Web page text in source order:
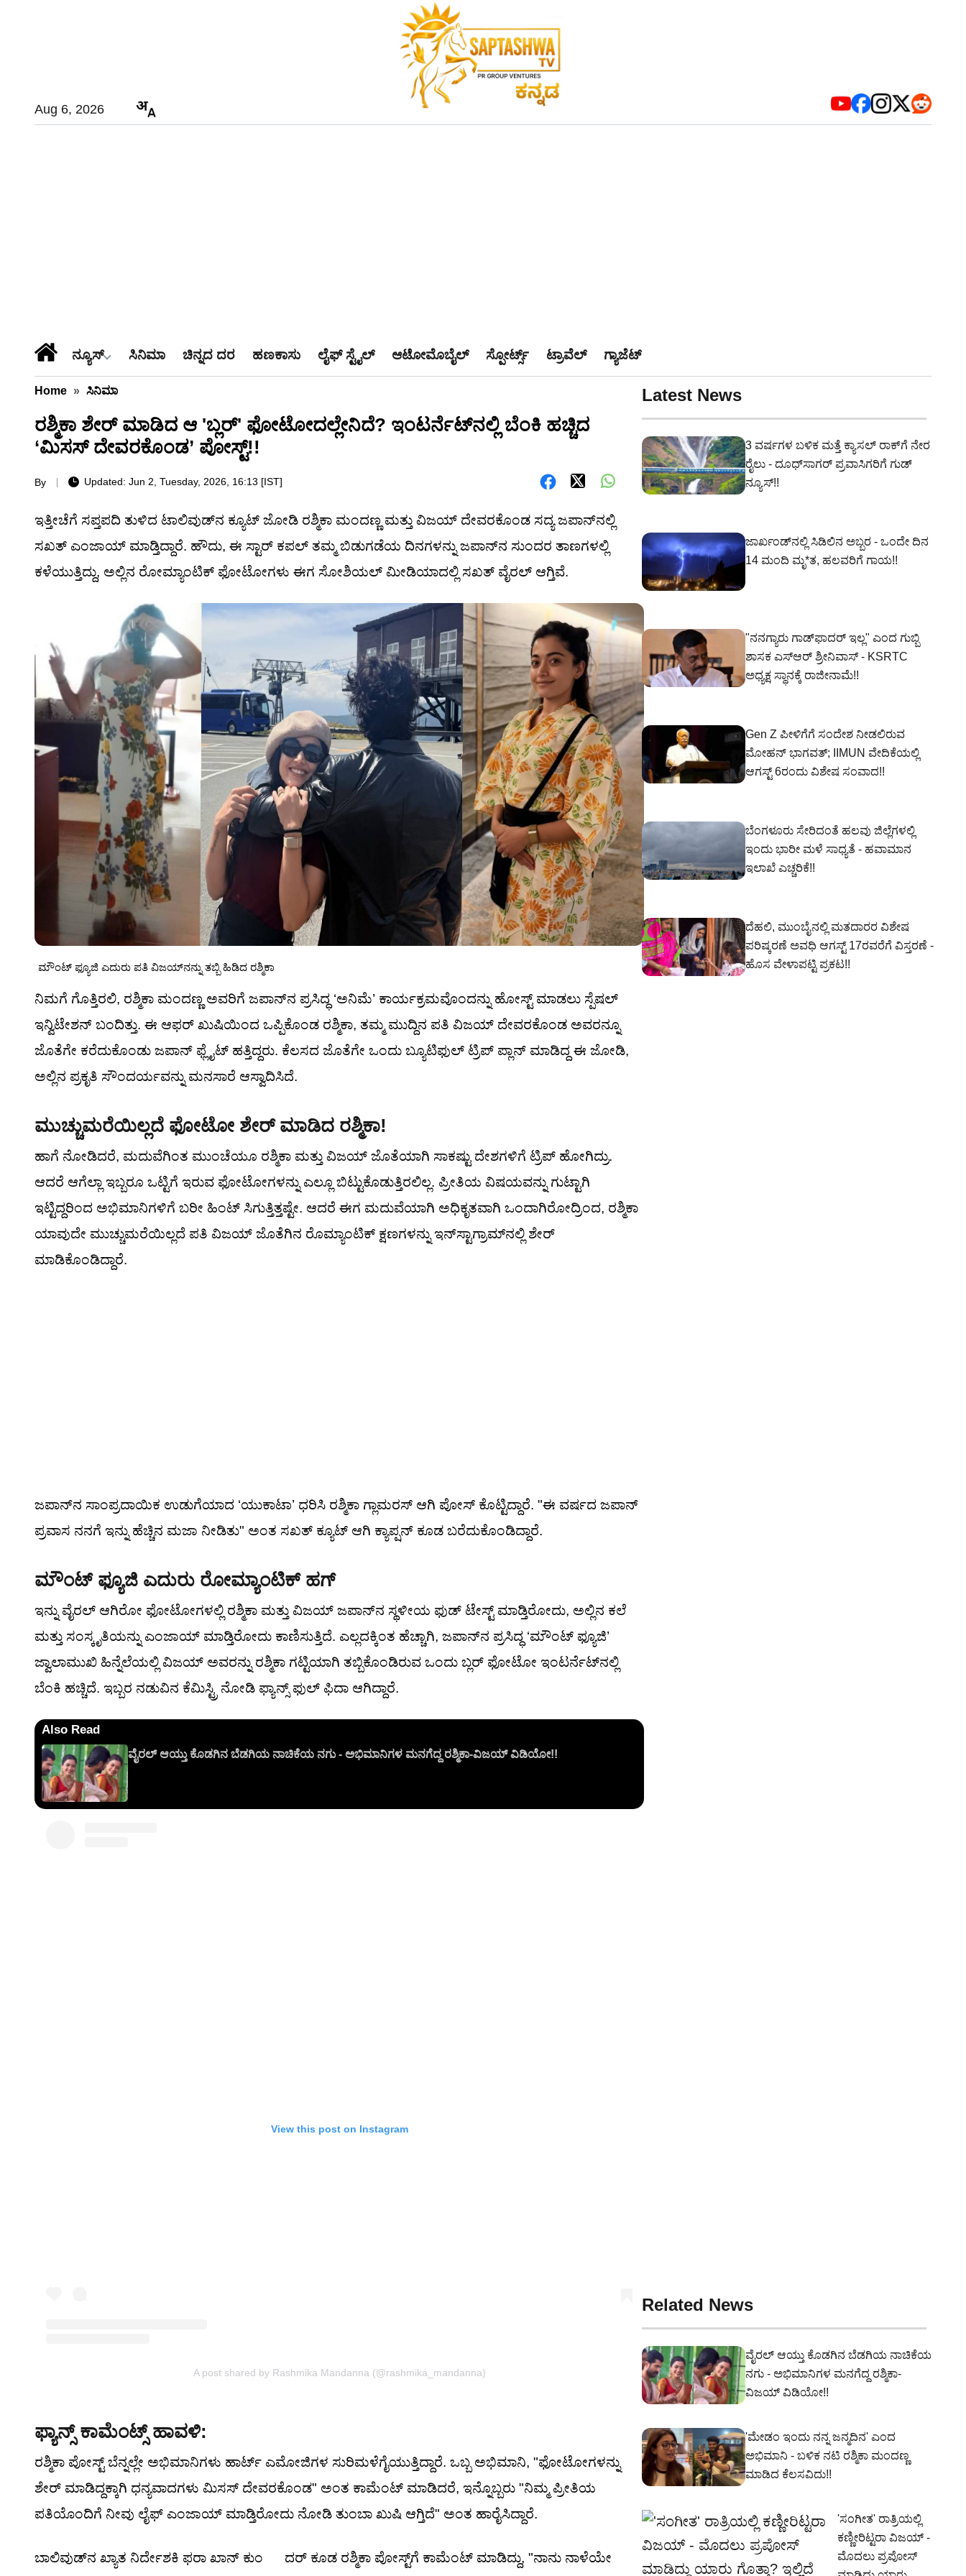
Aug 6, 2026
ನ್ಯೂಸ್ ಸಿನಿಮಾ ಚಿನ್ನದ ದರ ಹಣಕಾಸು ಲೈಫ್ ಸ್ಟೈಲ್ ಆಟೋಮೊಬೈಲ್ ಸ್ಪೋರ್ಟ್ಸ್ ಟ್ರಾವೆಲ್ ಗ್ಯಾಜೆಟ್
Home » ಸಿನಿಮಾ
ರಶ್ಮಿಕಾ ಶೇರ್ ಮಾಡಿದ ಆ 'ಬ್ಲರ್' ಫೋಟೋದಲ್ಲೇನಿದೆ? ಇಂಟರ್ನೆಟ್‌ನಲ್ಲಿ ಬೆಂಕಿ ಹಚ್ಚಿದ
‘ಮಿಸಸ್ ದೇವರಕೊಂಡ’ ಪೋಸ್ಟ್!!
By Updated: Jun 2, Tuesday, 2026, 16:13 [IST]
ಇತ್ತೀಚೆಗೆ ಸಪ್ತಪದಿ ತುಳಿದ ಟಾಲಿವುಡ್‌ನ ಕ್ಯೂಟ್ ಜೋಡಿ ರಶ್ಮಿಕಾ ಮಂದಣ್ಣ ಮತ್ತು ವಿಜಯ್ ದೇವರಕೊಂಡ ಸದ್ಯ ಜಪಾನ್‌ನಲ್ಲಿ
ಸಖತ್ ಎಂಜಾಯ್ ಮಾಡ್ತಿದ್ದಾರೆ. ಹೌದು, ಈ ಸ್ಟಾರ್ ಕಪಲ್ ತಮ್ಮ ಬಿಡುಗಡೆಯ ದಿನಗಳನ್ನು ಜಪಾನ್‌ನ ಸುಂದರ ತಾಣಗಳಲ್ಲಿ
ಕಳೆಯುತ್ತಿದ್ದು, ಅಲ್ಲಿನ ರೋಮ್ಯಾಂಟಿಕ್ ಫೋಟೋಗಳು ಈಗ ಸೋಶಿಯಲ್ ಮೀಡಿಯಾದಲ್ಲಿ ಸಖತ್ ವೈರಲ್ ಆಗ್ತಿವೆ.
ಮೌಂಟ್ ಫ್ಯೂಜಿ ಎದುರು ಪತಿ ವಿಜಯ್‌ನನ್ನು ತಬ್ಬಿ ಹಿಡಿದ ರಶ್ಮಿಕಾ
ನಿಮಗೆ ಗೊತ್ತಿರಲಿ, ರಶ್ಮಿಕಾ ಮಂದಣ್ಣ ಅವರಿಗೆ ಜಪಾನ್‌ನ ಪ್ರಸಿದ್ಧ ‘ಅನಿಮೆ’ ಕಾರ್ಯಕ್ರಮವೊಂದನ್ನು ಹೋಸ್ಟ್ ಮಾಡಲು ಸ್ಪೆಷಲ್
ಇನ್ವಿಟೇಶನ್ ಬಂದಿತ್ತು. ಈ ಆಫರ್ ಖುಷಿಯಿಂದ ಒಪ್ಪಿಕೊಂಡ ರಶ್ಮಿಕಾ, ತಮ್ಮ ಮುದ್ದಿನ ಪತಿ ವಿಜಯ್ ದೇವರಕೊಂಡ ಅವರನ್ನೂ
ಜೊತೆಗೇ ಕರೆದುಕೊಂಡು ಜಪಾನ್‌ ಫ್ಲೈಟ್ ಹತ್ತಿದ್ದರು. ಕೆಲಸದ ಜೊತೆಗೇ ಒಂದು ಬ್ಯೂಟಿಫುಲ್ ಟ್ರಿಪ್ ಪ್ಲಾನ್ ಮಾಡಿದ್ದ ಈ ಜೋಡಿ,
ಅಲ್ಲಿನ ಪ್ರಕೃತಿ ಸೌಂದರ್ಯವನ್ನು ಮನಸಾರೆ ಆಸ್ವಾದಿಸಿದೆ.
ಮುಚ್ಚುಮರೆಯಿಲ್ಲದೆ ಫೋಟೋ ಶೇರ್ ಮಾಡಿದ ರಶ್ಮಿಕಾ!
ಹಾಗೆ ನೋಡಿದರೆ, ಮದುವೆಗಿಂತ ಮುಂಚೆಯೂ ರಶ್ಮಿಕಾ ಮತ್ತು ವಿಜಯ್ ಜೊತೆಯಾಗಿ ಸಾಕಷ್ಟು ದೇಶಗಳಿಗೆ ಟ್ರಿಪ್ ಹೋಗಿದ್ರು.
ಆದರೆ ಆಗೆಲ್ಲಾ ಇಬ್ಬರೂ ಒಟ್ಟಿಗೆ ಇರುವ ಫೋಟೋಗಳನ್ನು ಎಲ್ಲೂ ಬಿಟ್ಟುಕೊಡುತ್ತಿರಲಿಲ್ಲ. ಪ್ರೀತಿಯ ವಿಷಯವನ್ನು ಗುಟ್ಟಾಗಿ
ಇಟ್ಟಿದ್ದರಿಂದ ಅಭಿಮಾನಿಗಳಿಗೆ ಬರೀ ಹಿಂಟ್ ಸಿಗುತ್ತಿತ್ತಷ್ಟೇ. ಆದರೆ ಈಗ ಮದುವೆಯಾಗಿ ಅಧಿಕೃತವಾಗಿ ಒಂದಾಗಿರೋದ್ರಿಂದ, ರಶ್ಮಿಕಾ
ಯಾವುದೇ ಮುಚ್ಚುಮರೆಯಿಲ್ಲದೆ ಪತಿ ವಿಜಯ್ ಜೊತೆಗಿನ ರೊಮ್ಯಾಂಟಿಕ್ ಕ್ಷಣಗಳನ್ನು ಇನ್‌ಸ್ಟಾಗ್ರಾಮ್‌ನಲ್ಲಿ ಶೇರ್
ಮಾಡಿಕೊಂಡಿದ್ದಾರೆ.
ಜಪಾನ್‌ನ ಸಾಂಪ್ರದಾಯಿಕ ಉಡುಗೆಯಾದ ‘ಯುಕಾಟಾ’ ಧರಿಸಿ ರಶ್ಮಿಕಾ ಗ್ಲಾಮರಸ್ ಆಗಿ ಪೋಸ್ ಕೊಟ್ಟಿದ್ದಾರೆ. "ಈ ವರ್ಷದ ಜಪಾನ್
ಪ್ರವಾಸ ನನಗೆ ಇನ್ನು ಹೆಚ್ಚಿನ ಮಜಾ ನೀಡಿತು" ಅಂತ ಸಖತ್ ಕ್ಯೂಟ್ ಆಗಿ ಕ್ಯಾಪ್ಷನ್ ಕೂಡ ಬರೆದುಕೊಂಡಿದ್ದಾರೆ.
ಮೌಂಟ್ ಫ್ಯೂಜಿ ಎದುರು ರೋಮ್ಯಾಂಟಿಕ್ ಹಗ್
ಇನ್ನು ವೈರಲ್ ಆಗಿರೋ ಫೋಟೋಗಳಲ್ಲಿ ರಶ್ಮಿಕಾ ಮತ್ತು ವಿಜಯ್ ಜಪಾನ್‌ನ ಸ್ಥಳೀಯ ಫುಡ್ ಟೇಸ್ಟ್ ಮಾಡ್ತಿರೋದು, ಅಲ್ಲಿನ ಕಲೆ
ಮತ್ತು ಸಂಸ್ಕೃತಿಯನ್ನು ಎಂಜಾಯ್ ಮಾಡ್ತಿರೋದು ಕಾಣಿಸುತ್ತಿದೆ. ಎಲ್ಲದಕ್ಕಿಂತ ಹೆಚ್ಚಾಗಿ, ಜಪಾನ್‌ನ ಪ್ರಸಿದ್ಧ ‘ಮೌಂಟ್ ಫ್ಯೂಜಿ’
ಜ್ವಾಲಾಮುಖಿ ಹಿನ್ನೆಲೆಯಲ್ಲಿ ವಿಜಯ್ ಅವರನ್ನು ರಶ್ಮಿಕಾ ಗಟ್ಟಿಯಾಗಿ ತಬ್ಬಿಕೊಂಡಿರುವ ಒಂದು ಬ್ಲರ್ ಫೋಟೋ ಇಂಟರ್ನೆಟ್‌ನಲ್ಲಿ
ಬೆಂಕಿ ಹಚ್ಚಿದೆ. ಇಬ್ಬರ ನಡುವಿನ ಕೆಮಿಸ್ಟ್ರಿ ನೋಡಿ ಫ್ಯಾನ್ಸ್ ಫುಲ್ ಫಿದಾ ಆಗಿದ್ದಾರೆ.
Also Read
ವೈರಲ್ ಆಯ್ತು ಕೊಡಗಿನ ಬೆಡಗಿಯ ನಾಚಿಕೆಯ ನಗು - ಅಭಿಮಾನಿಗಳ ಮನಗೆದ್ದ ರಶ್ಮಿಕಾ-ವಿಜಯ್ ವಿಡಿಯೋ!!
View this post on Instagram
A post shared by Rashmika Mandanna (@rashmika_mandanna)
ಫ್ಯಾನ್ಸ್ ಕಾಮೆಂಟ್ಸ್ ಹಾವಳಿ:
ರಶ್ಮಿಕಾ ಪೋಸ್ಟ್ ಬೆನ್ನಲ್ಲೇ ಅಭಿಮಾನಿಗಳು ಹಾರ್ಟ್ ಎಮೋಜಿಗಳ ಸುರಿಮಳೆಗೈಯುತ್ತಿದ್ದಾರೆ. ಒಬ್ಬ ಅಭಿಮಾನಿ, "ಫೋಟೋಗಳನ್ನು
ಶೇರ್ ಮಾಡಿದ್ದಕ್ಕಾಗಿ ಧನ್ಯವಾದಗಳು ಮಿಸಸ್ ದೇವರಕೊಂಡ" ಅಂತ ಕಾಮೆಂಟ್ ಮಾಡಿದರೆ, ಇನ್ನೊಬ್ಬರು "ನಿಮ್ಮ ಪ್ರೀತಿಯ
ಪತಿಯೊಂದಿಗೆ ನೀವು ಲೈಫ್ ಎಂಜಾಯ್ ಮಾಡ್ತಿರೋದು ನೋಡಿ ತುಂಬಾ ಖುಷಿ ಆಗ್ತಿದೆ" ಅಂತ ಹಾರೈಸಿದ್ದಾರೆ.
ಬಾಲಿವುಡ್‌ನ ಖ್ಯಾತ ನಿರ್ದೇಶಕಿ ಫರಾ ಖಾನ್ ಕುಂ ದರ್ ಕೂಡ ರಶ್ಮಿಕಾ ಪೋಸ್ಟ್‌ಗೆ ಕಾಮೆಂಟ್ ಮಾಡಿದ್ದು, "ನಾನು ನಾಳೆಯೇ
Latest News
3 ವರ್ಷಗಳ ಬಳಿಕ ಮತ್ತೆ ಕ್ಯಾಸಲ್ ರಾಕ್‌ಗೆ ನೇರ
ರೈಲು - ದೂಧ್‌ಸಾಗರ್ ಪ್ರವಾಸಿಗರಿಗೆ ಗುಡ್
ನ್ಯೂಸ್!!
ಜಾರ್ಖಂಡ್‌ನಲ್ಲಿ ಸಿಡಿಲಿನ ಅಬ್ಬರ - ಒಂದೇ ದಿನ
14 ಮಂದಿ ಮೃ*ತ, ಹಲವರಿಗೆ ಗಾಯ!!
"ನನಗ್ಯಾರು ಗಾಡ್‌ಫಾದರ್ ಇಲ್ಲ" ಎಂದ ಗುಬ್ಬಿ
ಶಾಸಕ ಎಸ್‌ಆರ್‌ ಶ್ರೀನಿವಾಸ್‌ - KSRTC
ಅಧ್ಯಕ್ಷ ಸ್ಥಾನಕ್ಕೆ ರಾಜೀನಾಮೆ!!
Gen Z ಪೀಳಿಗೆಗೆ ಸಂದೇಶ ನೀಡಲಿರುವ
ಮೋಹನ್ ಭಾಗವತ್; IIMUN ವೇದಿಕೆಯಲ್ಲಿ
ಆಗಸ್ಟ್ 6ರಂದು ವಿಶೇಷ ಸಂವಾದ!!
ಬೆಂಗಳೂರು ಸೇರಿದಂತೆ ಹಲವು ಜಿಲ್ಲೆಗಳಲ್ಲಿ
ಇಂದು ಭಾರೀ ಮಳೆ ಸಾಧ್ಯತೆ - ಹವಾಮಾನ
ಇಲಾಖೆ ಎಚ್ಚರಿಕೆ!!
ದೆಹಲಿ, ಮುಂಬೈನಲ್ಲಿ ಮತದಾರರ ವಿಶೇಷ
ಪರಿಷ್ಕರಣೆ ಅವಧಿ ಆಗಸ್ಟ್ 17ರವರೆಗೆ ವಿಸ್ತರಣೆ -
ಹೊಸ ವೇಳಾಪಟ್ಟಿ ಪ್ರಕಟ!!
Related News
ವೈರಲ್ ಆಯ್ತು ಕೊಡಗಿನ ಬೆಡಗಿಯ ನಾಚಿಕೆಯ
ನಗು - ಅಭಿಮಾನಿಗಳ ಮನಗೆದ್ದ ರಶ್ಮಿಕಾ-
ವಿಜಯ್ ವಿಡಿಯೋ!!
'ಮೇಡಂ ಇಂದು ನನ್ನ ಜನ್ಮದಿನ' ಎಂದ
ಅಭಿಮಾನಿ - ಬಳಿಕ ನಟಿ ರಶ್ಮಿಕಾ ಮಂದಣ್ಣ
ಮಾಡಿದ ಕೆಲಸವಿದು!!
'ಸಂಗೀತ' ರಾತ್ರಿಯಲ್ಲಿ
ಕಣ್ಣೀರಿಟ್ಟರಾ ವಿಜಯ್ -
ಮೊದಲು ಪ್ರಪೋಸ್‌